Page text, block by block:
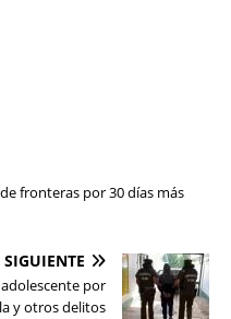
fronteras por 30 días más
SIGUIENTE
por
y otros delitos